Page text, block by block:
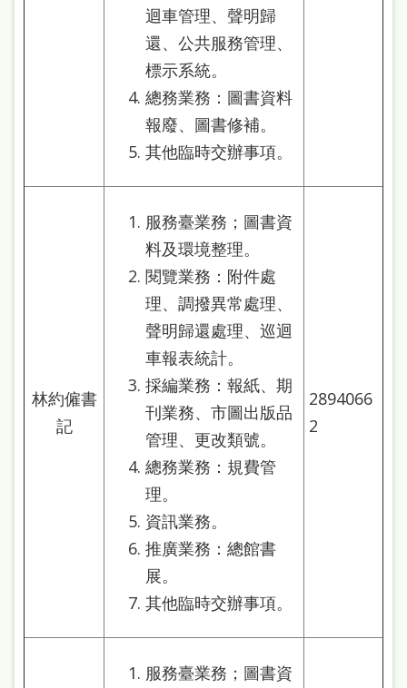
迴車管理、聲明歸
還、公共服務管理、
標示系統。
總務業務：圖書資料
報廢、圖書修補。
其他臨時交辦事項。
林約僱書
記
服務臺業務；圖書資
料及環境整理。
閱覽業務：附件處
理、調撥異常處理、
聲明歸還處理、巡迴
車報表統計。
採編業務：報紙、期
刊業務、市圖出版品
管理、更改類號。
總務業務：規費管
理。
資訊業務。
推廣業務：總館書
展。
其他臨時交辦事項。
2894066
2
服務臺業務；圖書資